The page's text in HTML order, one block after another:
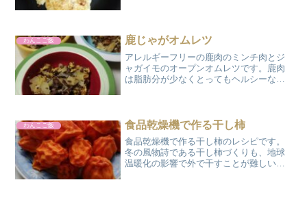
クフードを追...
わんこご飯 鹿じゃがオムレツ
アレルギーフリーの鹿肉のミンチ肉とジ
ャガイモのオープンオムレツです。鹿肉
は脂肪分が少なくとってもヘルシーな、
低脂肪...
わんこご飯 食品乾燥機で作る干し柿
食品乾燥機で作る干し柿のレシピです。
冬の風物詩である干し柿づくりも、地球
温暖化の影響で外で干すことが難しい状